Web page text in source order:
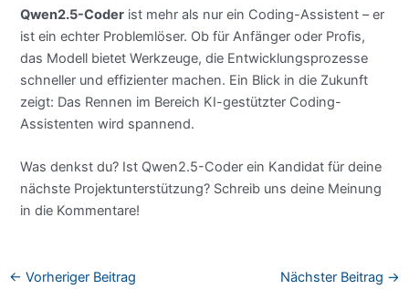
Qwen2.5-Coder ist mehr als nur ein Coding-Assistent – er
ist ein echter Problemlöser. Ob für Anfänger oder Profis,
das Modell bietet Werkzeuge, die Entwicklungsprozesse
schneller und effizienter machen. Ein Blick in die Zukunft
zeigt: Das Rennen im Bereich KI-gestützter Coding-
Assistenten wird spannend.
Was denkst du? Ist Qwen2.5-Coder ein Kandidat für deine
nächste Projektunterstützung? Schreib uns deine Meinung
in die Kommentare!
← Vorheriger Beitrag Nächster Beitrag →